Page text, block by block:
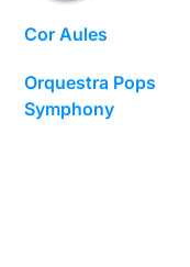
Cor Aules
Orquestra Pops
Symphony